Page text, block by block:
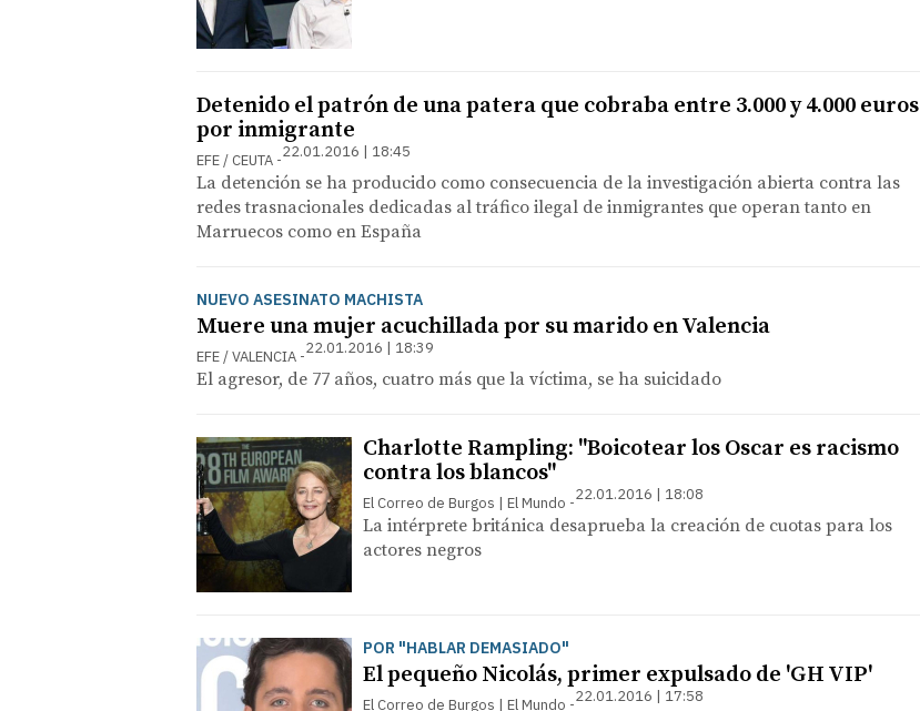
Detenido el patrón de una patera que cobraba entre 3.000 y 4.000 euros
por inmigrante
EFE / CEUTA 22.01.2016 | 18:45
La detención se ha producido como consecuencia de la investigación abierta contra las
redes trasnacionales dedicadas al tráfico ilegal de inmigrantes que operan tanto en
Marruecos como en España
NUEVO ASESINATO MACHISTA
Muere una mujer acuchillada por su marido en Valencia
EFE / VALENCIA 22.01.2016 | 18:39
El agresor, de 77 años, cuatro más que la víctima, se ha suicidado
Charlotte Rampling: "Boicotear los Oscar es racismo
contra los blancos"
El Correo de Burgos | El Mundo 22.01.2016 | 18:08
La intérprete británica desaprueba la creación de cuotas para los
actores negros
POR "HABLAR DEMASIADO"
El pequeño Nicolás, primer expulsado de 'GH VIP'
El Correo de Burgos | El Mundo 22.01.2016 | 17:58